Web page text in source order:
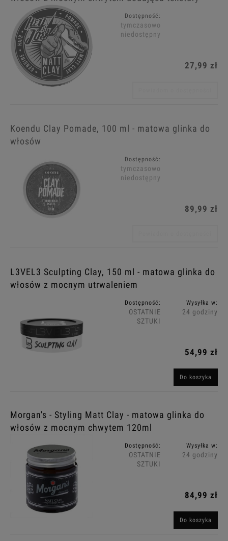
Dostępność:
tymczasowo
niedostępny
27,99 zł
Koendu Clay Pomade, 100 ml - matowa glinka do
włosów
Dostępność:
tymczasowo
niedostępny
89,99 zł
L3VEL3 Sculpting Clay, 150 ml - matowa glinka do
włosów z mocnym utrwaleniem
Dostępność:
OSTATNIE
SZTUKI
Wysyłka w:
24 godziny
54,99 zł
Do koszyka
Morgan's - Styling Matt Clay - matowa glinka do
włosów z mocnym chwytem 120ml
Dostępność:
OSTATNIE
SZTUKI
Wysyłka w:
24 godziny
84,99 zł
Do koszyka